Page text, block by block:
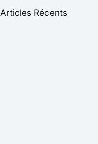
Articles Récents